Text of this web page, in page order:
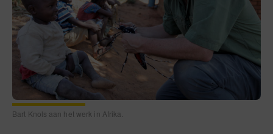
Bart Knols aan het werk in Afrika.